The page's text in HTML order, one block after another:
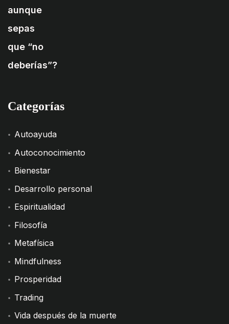
Categorías
Autoayuda
Autoconocimiento
Bienestar
Desarrollo personal
Espiritualidad
Filosofía
Metafísica
Mindfulness
Prosperidad
Trading
Vida después de la muerte